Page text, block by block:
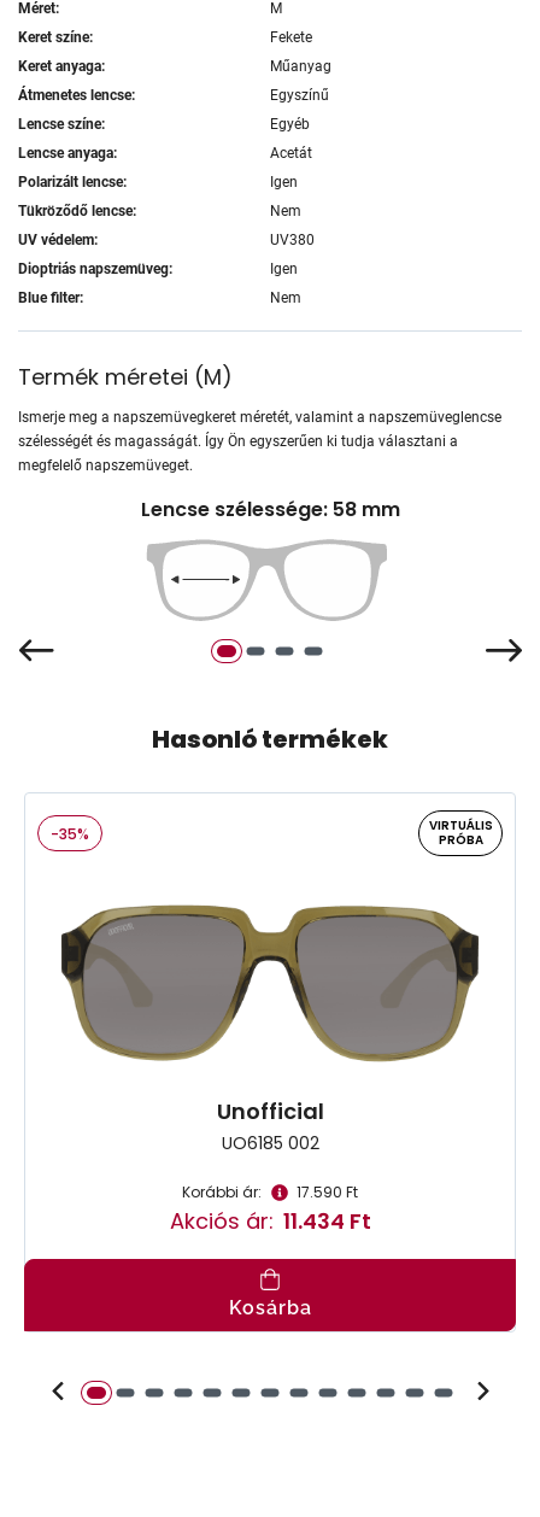
Méret:
M
Keret színe:
Fekete
Keret anyaga:
Műanyag
Átmenetes lencse:
Egyszínű
Lencse színe:
Egyéb
Lencse anyaga:
Acetát
Polarizált lencse:
Igen
Tükröződő lencse:
Nem
UV védelem:
UV380
Dioptriás napszemüveg:
Igen
Blue filter:
Nem
Termék méretei (M)
Ismerje meg a napszemüvegkeret méretét, valamint a napszemüveglencse
szélességét és magasságát. Így Ön egyszerűen ki tudja választani a
megfelelő napszemüveget.
Lencse szélessége: 58 mm
Hasonló termékek
-35%
VIRTUÁLIS
PRÓBA
Unofficial
UO6185 002
Korábbi ár: 17.590 Ft
Akciós ár: 11.434 Ft
Kosárba